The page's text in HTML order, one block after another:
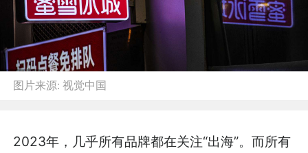
图片来源:视觉中国
2023年，几乎所有品牌都在关注“出海”。而所有